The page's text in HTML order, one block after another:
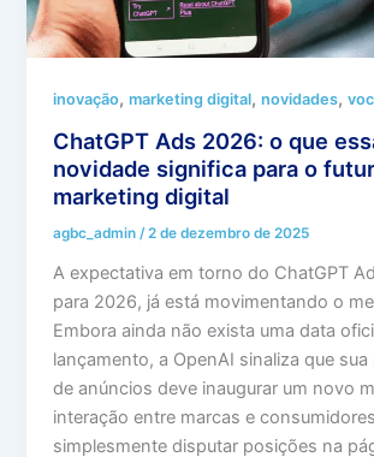
inovação,marketing digital,novidades,
ChatGPT Ads 2026: o que
novidade significa para o
marketing digital
agbc_admin/2 de dezembro de 2025
A expectativa em torno do ChatGPT
para 2026, já está movimentando o
Embora ainda não exista uma data
lançamento, a OpenAI sinaliza que
de anúncios deve inaugurar um novo
interação entre marcas e
simplesmente disputar posições na